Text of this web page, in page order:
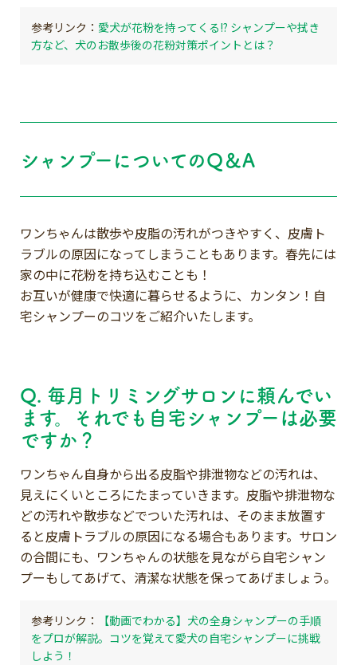
愛犬が花粉を持ってくる!? シャンプーや拭き
方など、犬のお散歩後の花粉対策ポイントとは？
シャンプーについてのQ＆A
ワンちゃんは散歩や皮脂の汚れがつきやすく、皮膚ト
ラブルの原因になってしまうこともあります。春先には
家の中に花粉を持ち込むことも！
お互いが健康で快適に暮らせるように、カンタン！自
宅シャンプーのコツをご紹介いたします。
Q. 毎月トリミングサロンに頼んでい
ます。それでも自宅シャンプーは必要
ですか？
ワンちゃん自身から出る皮脂や排泄物などの汚れは、
見えにくいところにたまっていきます。皮脂や排泄物な
どの汚れや散歩などでついた汚れは、そのまま放置す
ると皮膚トラブルの原因になる場合もあります。サロン
の合間にも、ワンちゃんの状態を見ながら自宅シャン
プーもしてあげて、清潔な状態を保ってあげましょう。
【動画でわかる】犬の全身シャンプーの手順
をプロが解説。コツを覚えて愛犬の自宅シャンプーに挑戦
しよう！